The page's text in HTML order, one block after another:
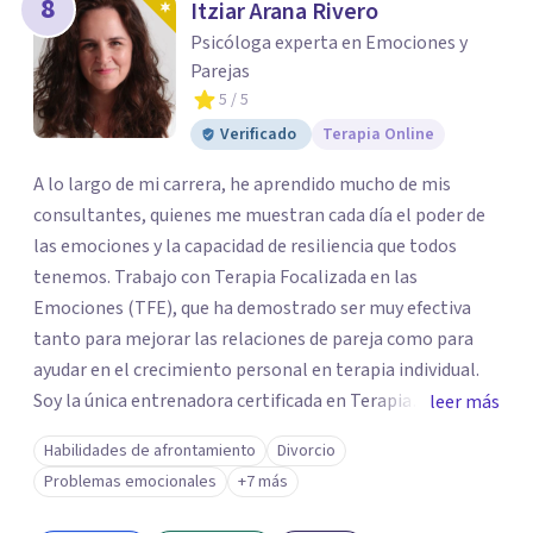
8 Itziar Arana Rivero
Psicóloga experta en Emociones y
Parejas
5 / 5
Verificado
Terapia Online
A lo largo de mi carrera, he aprendido mucho de mis
consultantes, quienes me muestran cada día el poder de
las emociones y la capacidad de resiliencia que todos
tenemos. Trabajo con Terapia Focalizada en las
Emociones (TFE), que ha demostrado ser muy efectiva
tanto para mejorar las relaciones de pareja como para
ayudar en el crecimiento personal en terapia individual.
Soy la única entrenadora certificada en Terapia
Focalizada en las Emociones (TFE) en España, además de
supervisora y terapeuta certificada. La TFE ha
demostrado una mejora significativa en las relaciones,
con un 70-75% de éxito y felicidad duradera. Este enfoque
leer más
Habilidades de afrontamiento
Divorcio
Problemas emocionales
+7 más